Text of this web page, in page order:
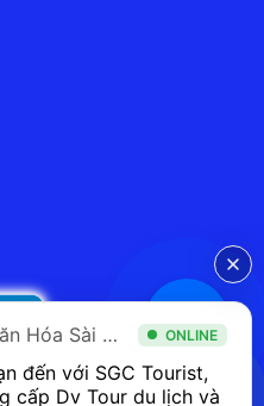
Du Lịch Văn Hóa Sài Gòn ONLINE
đến với SGC Tourist,
cấp Dv Tour du lịch và